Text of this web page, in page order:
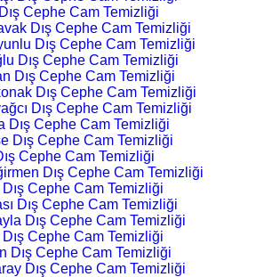
Cephe Cam Temizliği
Dış Cephe Cam Temizliği
Dış Cephe Cam Temizliği
Dış Cephe Cam Temizliği
Dış Cephe Cam Temizliği
Dış Cephe Cam Temizliği
Dış Cephe Cam Temizliği
Dış Cephe Cam Temizliği
Dış Cephe Cam Temizliği
Cephe Cam Temizliği
Dış Cephe Cam Temizliği
Dış Cephe Cam Temizliği
Dış Cephe Cam Temizliği
Dış Cephe Cam Temizliği
Cephe Cam Temizliği
Dış Cephe Cam Temizliği
Dış Cephe Cam Temizliği